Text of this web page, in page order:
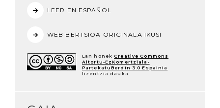
LEER EN ESPAÑOL
WEB BERTSIOA ORIGINALA IKUSI
Lan honek Creative Commons
Aitortu-EzKomertziala-
PartekatuBerdin 3.0 Espainia
lizentzia dauka.